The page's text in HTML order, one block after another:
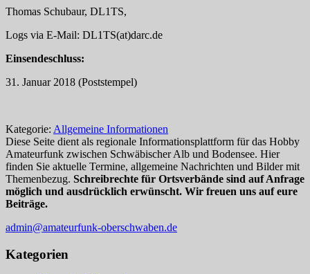
Thomas Schubaur, DL1TS,
Logs via E-Mail: DL1TS(at)darc.de
Einsendeschluss:
31. Januar 2018 (Poststempel)
Kategorie: Allgemeine Informationen
Diese Seite dient als regionale Informationsplattform für das Hobby
Amateurfunk zwischen Schwäbischer Alb und Bodensee. Hier
finden Sie aktuelle Termine, allgemeine Nachrichten und Bilder mit
Themenbezug. Schreibrechte für Ortsverbände sind auf Anfrage
möglich und ausdrücklich erwünscht. Wir freuen uns auf eure
Beiträge.
admin@amateurfunk-oberschwaben.de
Kategorien